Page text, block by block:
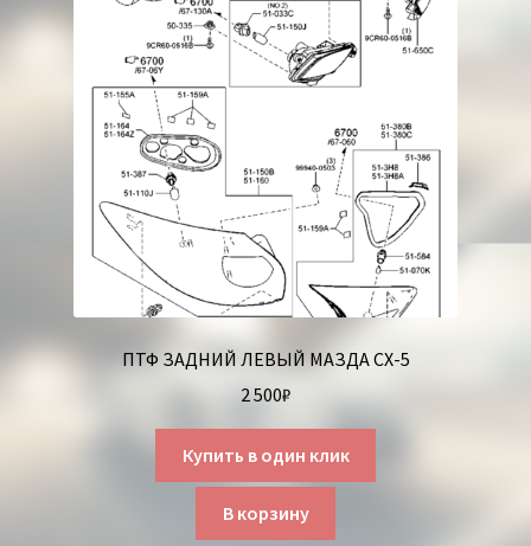
ПТФ ЗАДНИЙ ЛЕВЫЙ МАЗДА СХ-5
2 500₽
Купить в один клик
В корзину